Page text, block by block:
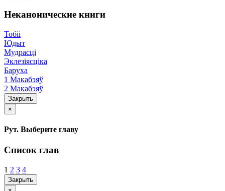
Неканонические книги
Тобіі
Юдыт
Мудрасці
Эклезіясціка
Баруха
1 Макабэяў
2 Макабэяў
Закрыть
×
Рут. Выберите главу
Список глав
1 2 3 4
Закрыть